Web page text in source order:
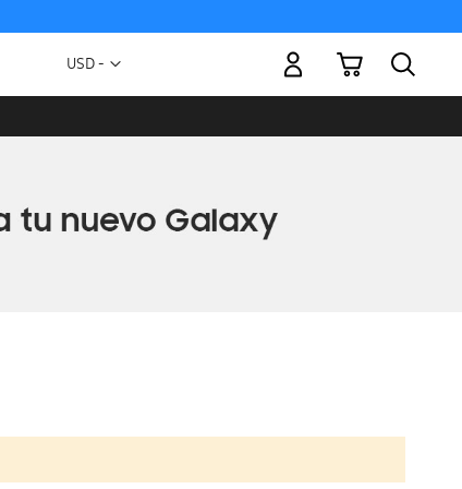
Moneda
USD -
Mi carrito